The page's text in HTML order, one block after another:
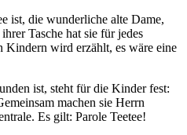
ist, die wunderliche alte Dame,
Tasche hat sie für jedes
Kindern wird erzählt, es wäre eine
ist, steht für die Kinder fest:
machen sie Herrn
Es gilt: Parole Teetee!